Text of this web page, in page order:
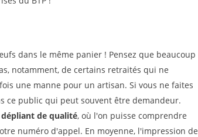
dans le même panier ! Pensez que beaucoup
notamment, de certains retraités qui ne
une manne pour un artisan. Si vous ne faites
ce public qui peut souvent être demandeur.
dépliant de qualité, où l'on puisse comprendre
numéro d'appel. En moyenne, l'impression de